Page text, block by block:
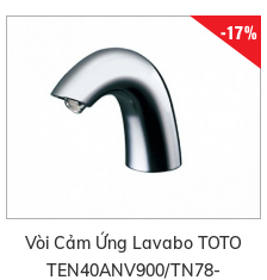
-17%
Vòi Cảm Ứng Lavabo TOTO
TEN40ANV900/TN78-